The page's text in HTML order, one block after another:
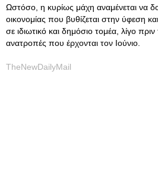
Ωστόσο, η κυρίως μάχη αναμένεται να
οικονομίας που βυθίζεται στην ύφεση
σε ιδιωτικό και δημόσιο τομέα, λίγο
ανατροπές που έρχονται τον Ιούνιο.
TheNewDailyMail